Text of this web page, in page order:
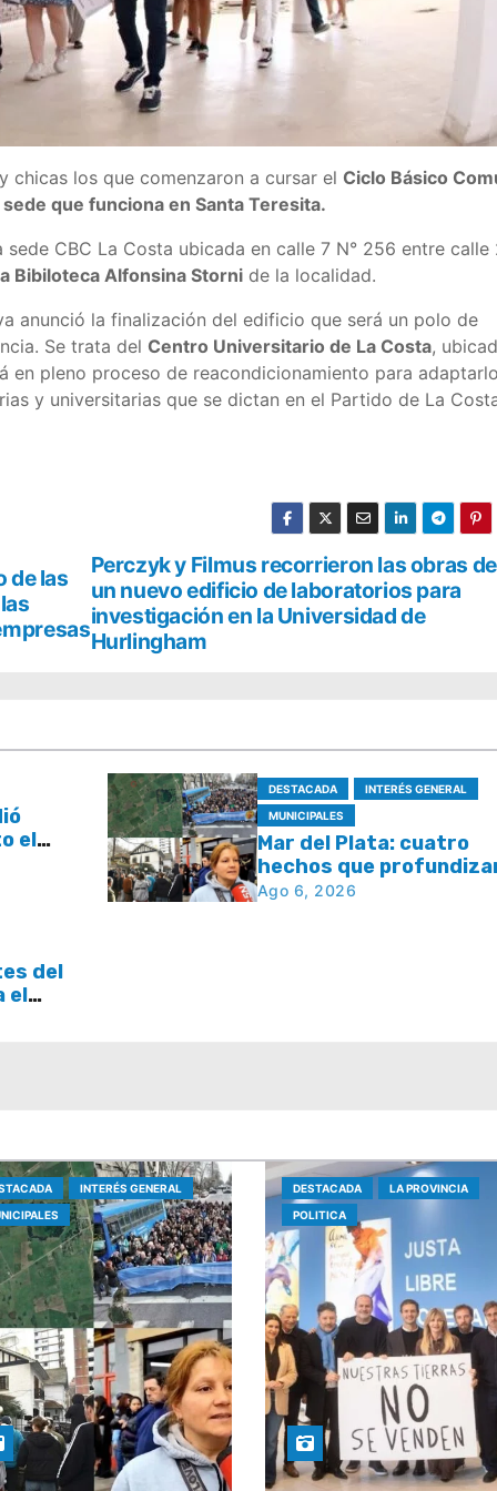
los que comenzaron a cursar el Ciclo Básico
que funciona en Santa Teresita.
CBC La Costa ubicada en calle 7 N° 256 entre calle
Bibiloteca Alfonsina Storni de la localidad.
anunció la finalización del edificio que será un polo de
Se trata del Centro Universitario de La Costa,
en pleno proceso de reacondicionamiento para
y universitarias que se dictan en el Partido de La
Perczyk y Filmus recorrieron las obras de
un nuevo edificio de laboratorios para
investigación en la Universidad de
Hurlingham
de las
el
DESTACADA
INTERÉS GENERAL
MUNICIPALES
Mar del Plata: cuatro
hechos que
debate por la
Ago 6, 2026
del
el
INTERÉS GENERAL
DESTACADA
LA PROVINCIA
POLITICA